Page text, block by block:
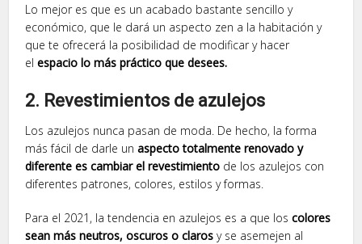
Lo mejor es que es un acabado bastante sencillo y
económico, que le dará un aspecto zen a la habitación y
que te ofrecerá la posibilidad de modificar y hacer
elespacio lo más práctico que desees.
2. Revestimientos de azulejos
Los azulejos nunca pasan de moda. De hecho, la forma
más fácil de darle unaspecto totalmente renovado y
diferente es cambiar el revestimiento de los azulejos con
diferentes patrones, colores, estilos y formas.
Para el 2021, la tendencia en azulejos es a que loscolores
sean más neutros, oscuros o claros y se asemejen al